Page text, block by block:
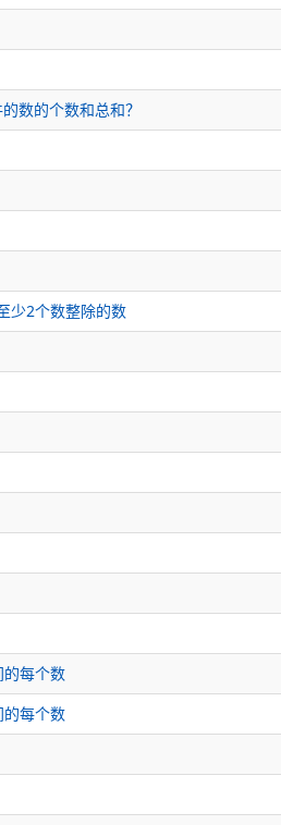
数的个数和总和？
少2个数整除的数
每个数
每个数